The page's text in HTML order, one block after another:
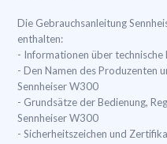
Die Gebrauchsanleitung
enthalten:
- Informationen über
- Den Namen des Produzenten
Sennheiser W300
- Grundsätze der Bedienung,
Sennheiser W300
- Sicherheitszeichen und